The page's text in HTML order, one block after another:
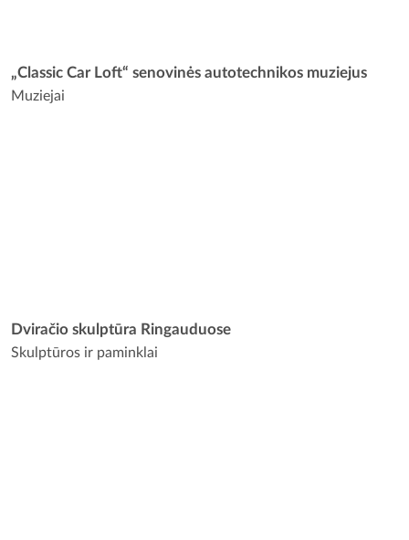
„Classic Car Loft“ senovinės autotechnikos muziejus
Muziejai
Dviračio skulptūra Ringauduose
Skulptūros ir paminklai